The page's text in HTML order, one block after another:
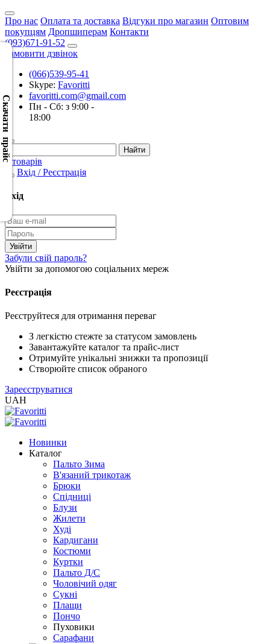
Про нас Оплата та доставка Відгуки про магазин Оптовим
покупцям Дропшиперам Контакти
(093)671-91-52
Замовити дзвінок
(066)539-95-41
Skype: Favoritti
favoritti.com@gmail.com
Пн - Сб: з 9:00 -
18:00
0 товарів
Вхід / Реєстрація
Вхід
Забули свій пароль?
Увійти за допомогою соціальних мереж
Реєстрація
Реєструйтеся для отримання переваг
З легкістю стежте за статусом замовлень
Завантажуйте каталог та прайс-лист
Отримуйте унікальні знижки та пропозиції
Створюйте список обраного
Зареєструватися
UAH
Новинки
Каталог
Пальто Зима
В'язаний трикотаж
Брюки
Спідниці
Блузи
Жилети
Худі
Кардигани
Костюми
Куртки
Пальто Д/С
Чоловічий одяг
Сукні
Плащи
Пончо
Пуховики
Сарафани
Скачати прайс
Скачать
XML
(Розн.)
Скачать
XML
(Опт)
CSV
Скачать
CSV
(Опт)
XLS
EXCEL
(Розн.)
XLS
EXCEL
2005
(Опт)
XLSX